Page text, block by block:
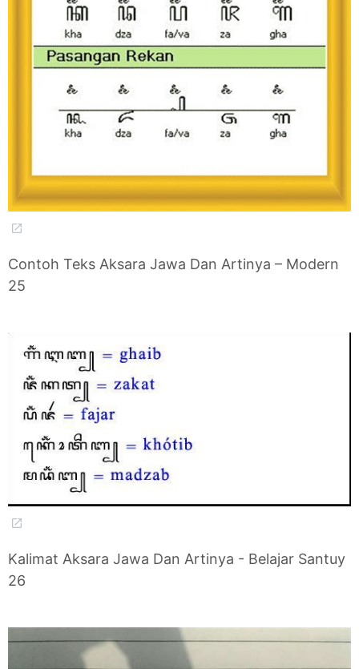
Contoh Teks Aksara Jawa Dan Artinya – Modern
25
Kalimat Aksara Jawa Dan Artinya - Belajar Santuy
26